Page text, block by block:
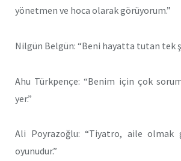
yönetmen ve hoca olarak görüyorum.”
Nilgün Belgün: “Beni hayatta tutan tek
Ahu Türkpençe: “Benim için çok
yer.”
Ali Poyrazoğlu: “Tiyatro, aile olmak
oyunudur.”